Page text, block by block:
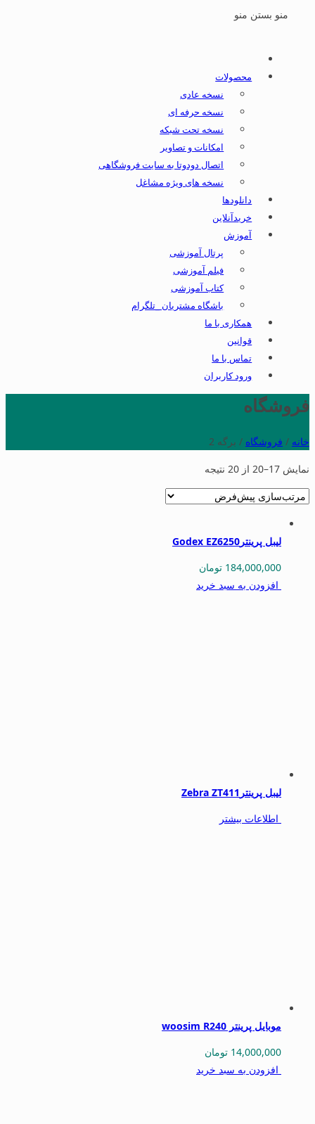
منو بستن منو
محصولات
نسخه عادی
نسخه حرفه ای
نسخه تحت شبکه
امکانات و تصاویر
اتصال دودوتا به سایت فروشگاهی
نسخه های ویژه مشاغل
دانلودها
خریدآنلاین
آموزش
پرتال آموزشی
فیلم آموزشی
کتاب آموزشی
باشگاه مشتریان _تلگرام
همکاری با ما
قوانین
تماس با ما
ورود کاربران
فروشگاه
خانه / فروشگاه / برگه 2
نمایش 17–20 از 20 نتیجه
لیبل پرینترGodex EZ6250
184,000,000 تومان
افزودن به سبد خرید
لیبل پرینترZebra ZT411
اطلاعات بیشتر
موبایل پرینتر woosim R240
14,000,000 تومان
افزودن به سبد خرید